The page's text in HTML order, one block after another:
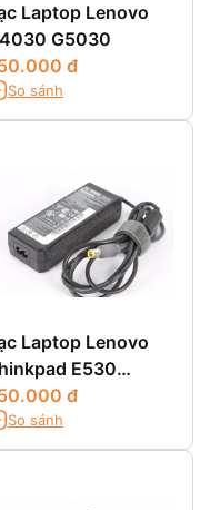
Laptop Lenovo
G5030
đ
So sánh
Laptop Lenovo
E530
E535 E545
đ
So sánh